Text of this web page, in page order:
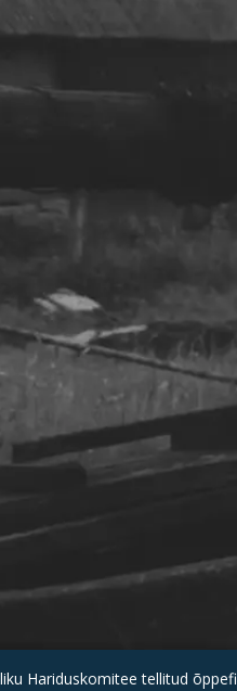
Hariduskomitee tellitud